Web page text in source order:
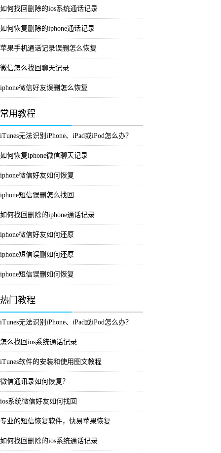
如何找回删除的ios系统通话记录
如何恢复删除的iphone通话记录
苹果手机通话记录误删怎么恢复
微信怎么找回聊天记录
iphone微信好友误删怎么恢复
常用教程
iTunes无法识别iPhone、iPad或iPod怎么办？
如何恢复iphone微信聊天记录
iphone微信好友如何恢复
iphone短信误删怎么找回
如何找回删除的iphone通话记录
iphone微信好友如何还原
iphone短信误删如何还原
iphone短信误删如何恢复
热门教程
iTunes无法识别iPhone、iPad或iPod怎么办？
怎么找回ios系统通话记录
iTunes软件的安装和使用图文教程
微信通讯录如何恢复？
ios系统微信好友如何找回
专业的短信恢复软件，快易苹果恢复
如何找回删除的ios系统通话记录